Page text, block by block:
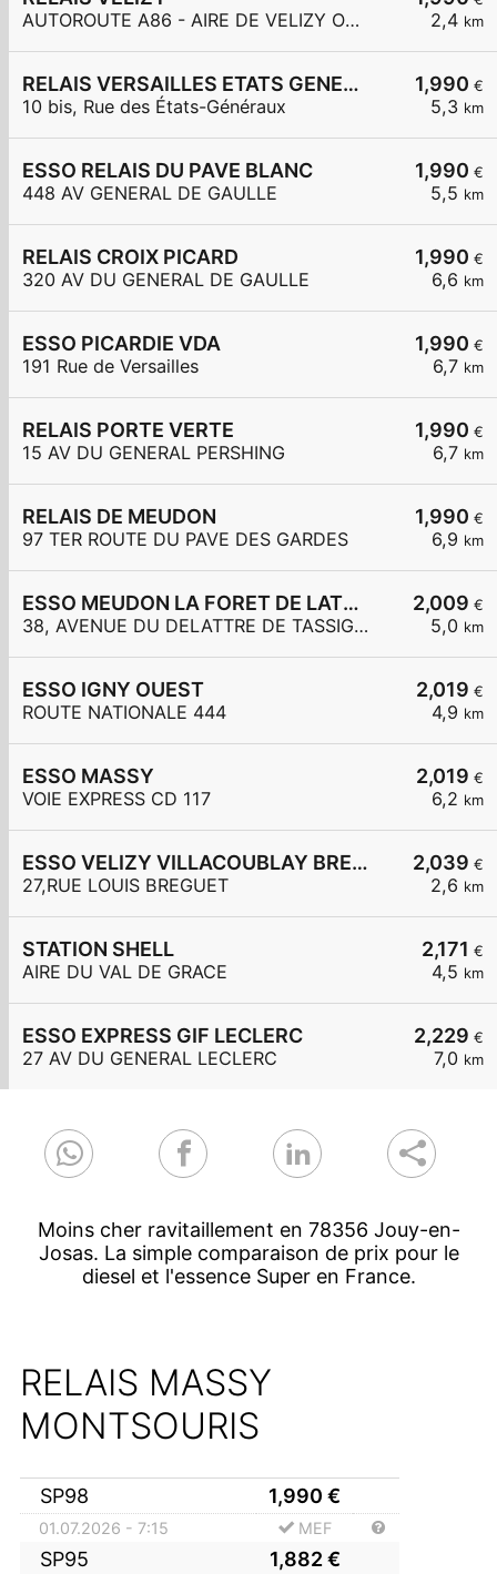
2,4 km
AUTOROUTE A86 - AIRE DE VELIZY OUEST
1,990 €
5,3 km
RELAIS VERSAILLES ETATS GENERAUX
10 bis, Rue des États-Généraux
1,990 €
5,5 km
ESSO RELAIS DU PAVE BLANC
448 AV GENERAL DE GAULLE
1,990 €
6,6 km
RELAIS CROIX PICARD
320 AV DU GENERAL DE GAULLE
1,990 €
6,7 km
ESSO PICARDIE VDA
191 Rue de Versailles
1,990 €
6,7 km
RELAIS PORTE VERTE
15 AV DU GENERAL PERSHING
1,990 €
6,9 km
RELAIS DE MEUDON
97 TER ROUTE DU PAVE DES GARDES
2,009 €
5,0 km
ESSO MEUDON LA FORET DE LATTRE DE TASSIGNY
38, AVENUE DU DELATTRE DE TASSIGNY
2,019 €
4,9 km
ESSO IGNY OUEST
ROUTE NATIONALE 444
2,019 €
6,2 km
ESSO MASSY
VOIE EXPRESS CD 117
2,039 €
2,6 km
ESSO VELIZY VILLACOUBLAY BREGUET
27,RUE LOUIS BREGUET
2,171 €
4,5 km
STATION SHELL
AIRE DU VAL DE GRACE
2,229 €
7,0 km
ESSO EXPRESS GIF LECLERC
27 AV DU GENERAL LECLERC
Moins cher ravitaillement en 78356 Jouy-en-
Josas. La simple comparaison de prix pour le
diesel et l'essence Super en France.
RELAIS MASSY
MONTSOURIS
SP98 1,990 €
01.07.2026 - 7:15 MEF
SP95 1,882€